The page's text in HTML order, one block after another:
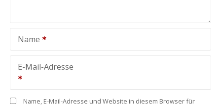
Name
E-Mail-Adresse
Name, E-Mail-Adresse und Website in diesem Browser für